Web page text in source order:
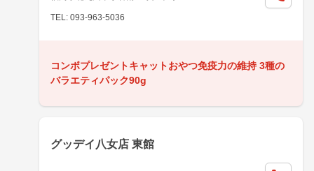
TEL: 093-963-5036
コンボプレゼントキャットおやつ免疫力の維持 3種の
バラエティパック90g
グッデイ八女店 東館